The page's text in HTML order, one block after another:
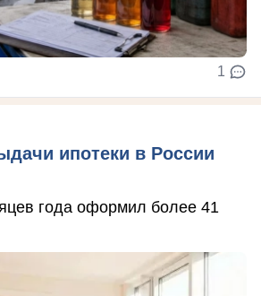
1
ипотеки в России
года оформил более 41